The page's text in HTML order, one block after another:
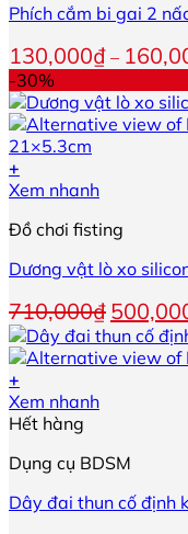
nhiều
biến
thể.
Các
tùy
chọn
có
thể
được
chọn
trên
trang
sản
phẩm
Phích cắm bi gai 2
130,000₫ –
-30%
+
Xem nhanh
Đồ chơi fisting
Dương vật lò xo
710,000₫ Giá
gốc
là:
+
Xem nhanh
Hết hàng
Dụng cụ BDSM
Dây đai thun cố định